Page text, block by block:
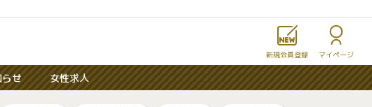
新規会員登録 マイページ
せ 女性求人